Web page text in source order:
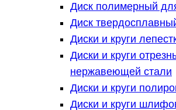
Диск полимерный
Диск
Диски и круги
Диски и круги
нержавеющей стали
Диски и круги
Диски и круги